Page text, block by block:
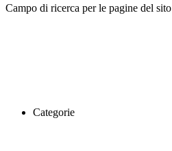
Campo di ricerca per le pagine del sito
Categorie